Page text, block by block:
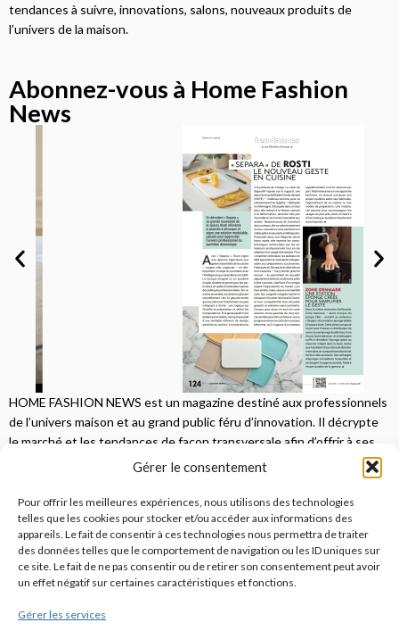
Gérer le consentement
Pour offrir les meilleures expériences, nous utilisons des technologies
telles que les cookies pour stocker et/ou accéder aux informations des
appareils. Le fait de consentir à ces technologies nous permettra de traiter
des données telles que le comportement de navigation ou les ID uniques sur
ce site. Le fait de ne pas consentir ou de retirer son consentement peut avoir
un effet négatif sur certaines caractéristiques et fonctions.
Gérer les services
tendances à suivre, innovations, salons, nouveaux produits de
l’univers de la maison.
Abonnez-vous à Home Fashion
News
HOME FASHION NEWS est un magazine destiné aux professionnels
de l’univers maison et au grand public féru d’innovation. Il décrypte
le marché et les tendances de façon transversale afin d’offrir à ses
lecteurs une vision complète.
JE M'ABONNE